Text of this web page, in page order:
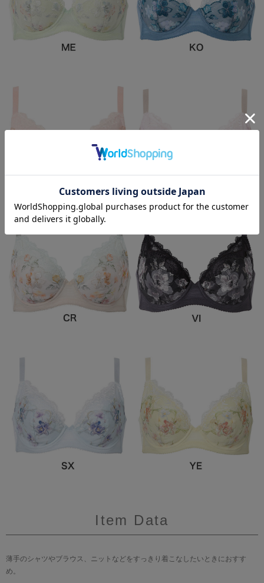
Item Data
薄手のシャツやブラウス、ニットなどをすっきり着こなしたいときにおすす
め。